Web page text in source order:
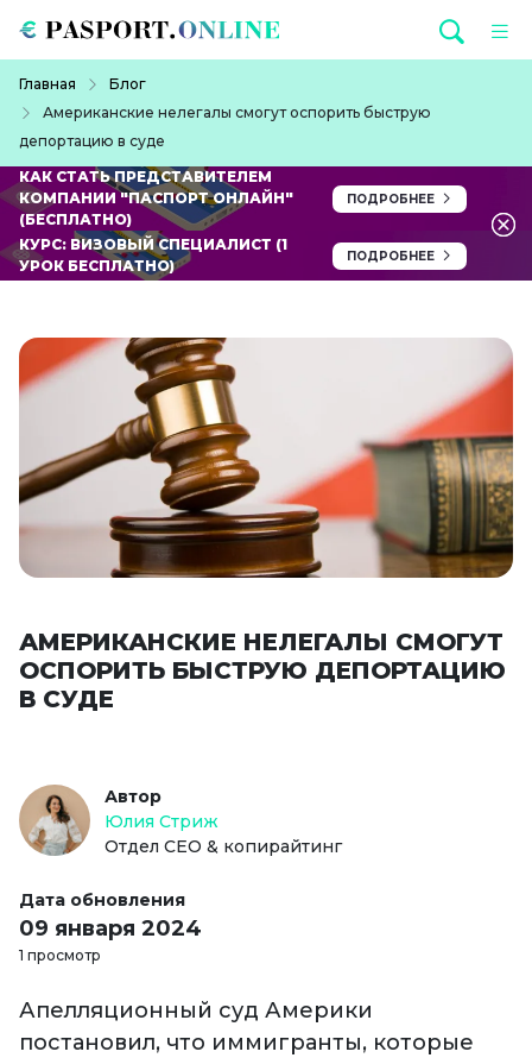
Главная
Блог
Американские нелегалы смогут оспорить быструю
депортацию в суде
КАК СТАТЬ ПРЕДСТАВИТЕЛЕМ
КОМПАНИИ "ПАСПОРТ ОНЛАЙН"
(БЕСПЛАТНО)
ПОДРОБНЕЕ
КУРС: ВИЗОВЫЙ СПЕЦИАЛИСТ (1
УРОК БЕСПЛАТНО)
ПОДРОБНЕЕ
АМЕРИКАНСКИЕ НЕЛЕГАЛЫ СМОГУТ
ОСПОРИТЬ БЫСТРУЮ ДЕПОРТАЦИЮ
В СУДЕ
Автор
Юлия Стриж
Отдел СЕО & копирайтинг
Дата обновления
09 января 2024
1 просмотр
Апелляционный суд Америки
постановил, что иммигранты, которые